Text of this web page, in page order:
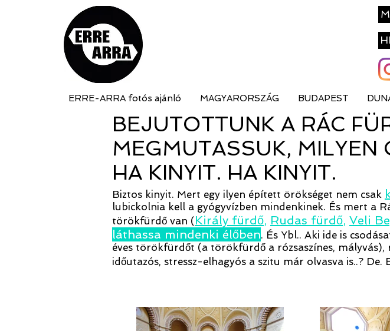
ERRE-ARRA fotós ajánló MAGYARORSZÁG BUDAPEST
BEJUTOTTUNK A RÁC
MEGMUTASSUK, MILYEN
HA KINYIT. HA KINYIT.
Biztos kinyit. Mert egy ilyen épített örökséget nem csak
lubickolnia kell a gyógyvízben mindenkinek. És mert a
törökfürdő van ( Király fürdő, Rudas fürdő, Veli
láthassa mindenki élőben. És Ybl.. Aki ide is
éves törökfürdőt (a törökfürdő a rózsaszínes,
időutazós, stressz-elhagyós a szitu már olvasva is..? De.